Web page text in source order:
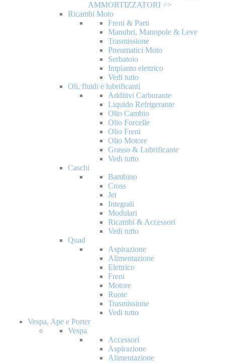
AMMORTIZZATORI >>
Ricambi Moto
Freni & Parti
Manubri, Manopole & Leve
Trasmissione
Pneumatici Moto
Serbatoio
Impianto elettrico
Vedi tutto
Oli, fluidi e lubrificanti
Additivi Carburante
Liquido Refrigerante
Olio Cambio
Olio Forcelle
Olio Freni
Olio Motore
Grasso & Lubrificante
Vedi tutto
Caschi
Bambino
Cross
Jet
Integrali
Modulari
Ricambi & Accessori
Vedi tutto
Quad
Aspirazione
Alimentazione
Elettrico
Freni
Motore
Ruote
Trasmissione
Vedi tutto
Vespa, Ape e Porter
Vespa
Accessori
Aspirazione
Alimentazione